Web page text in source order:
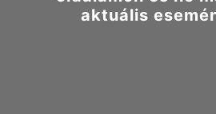
aktuális